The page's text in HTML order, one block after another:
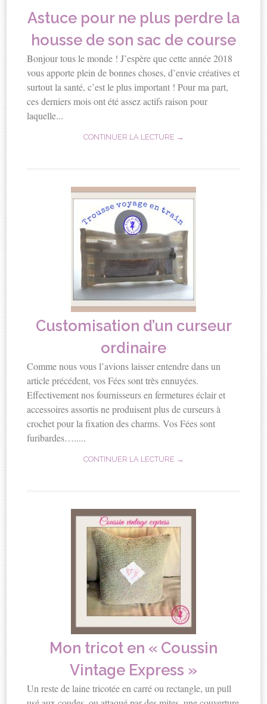
Astuce pour ne plus perdre la
housse de son sac de course
Bonjour tous le monde ! J’espère que cette année 2018
vous apporte plein de bonnes choses, d’envie créatives et
surtout la santé, c’est le plus important ! Pour ma part,
ces derniers mois ont été assez actifs raison pour
laquelle...
CONTINUER LA LECTURE →
Customisation d’un curseur
ordinaire
Comme nous vous l’avions laisser entendre dans un
article précédent, vos Fées sont très ennuyées.
Effectivement nos fournisseurs en fermetures éclair et
accessoires assortis ne produisent plus de curseurs à
crochet pour la fixation des charms. Vos Fées sont
furibardes….....
CONTINUER LA LECTURE →
Mon tricot en « Coussin
Vintage Express »
Un reste de laine tricotée en carré ou rectangle, un pull